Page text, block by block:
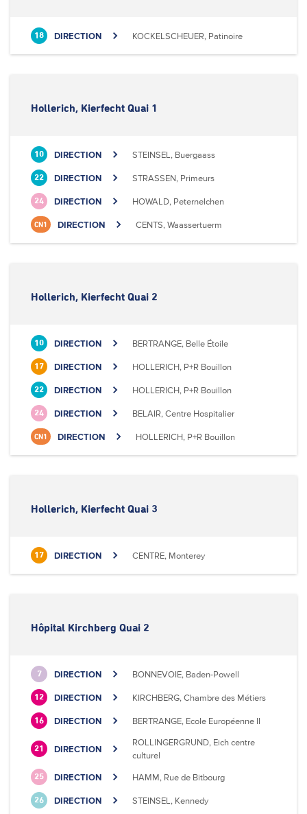
18 DIRECTION KOCKELSCHEUER, Patinoire
Hollerich, Kierfecht Quai 1
10 DIRECTION STEINSEL, Buergaass
22 DIRECTION STRASSEN, Primeurs
24 DIRECTION HOWALD, Peternelchen
CN1 DIRECTION CENTS, Waassertuerm
Hollerich, Kierfecht Quai 2
10 DIRECTION BERTRANGE, Belle Étoile
17 DIRECTION HOLLERICH, P+R Bouillon
22 DIRECTION HOLLERICH, P+R Bouillon
24 DIRECTION BELAIR, Centre Hospitalier
CN1 DIRECTION HOLLERICH, P+R Bouillon
Hollerich, Kierfecht Quai 3
17 DIRECTION CENTRE, Monterey
Hôpital Kirchberg Quai 2
7 DIRECTION BONNEVOIE, Baden-Powell
12 DIRECTION KIRCHBERG, Chambre des Métiers
16 DIRECTION BERTRANGE, Ecole Européenne II
21 DIRECTION
ROLLINGERGRUND, Eich centre
culturel
25 DIRECTION HAMM, Rue de Bitbourg
26 DIRECTION STEINSEL, Kennedy